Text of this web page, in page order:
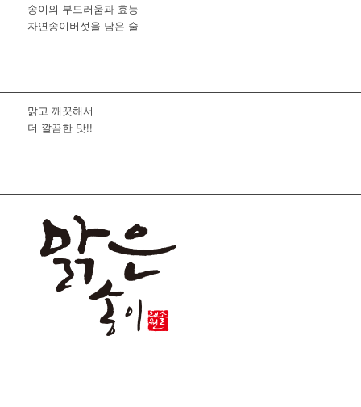
송이의 부드러움과 효능
자연송이버섯을 담은 술
맑고 깨끗해서
더 깔끔한 맛!!